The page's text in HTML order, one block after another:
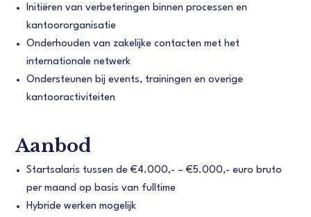
Initiëren van verbeteringen binnen processen en
kantoororganisatie
Onderhouden van zakelijke contacten met het
internationale netwerk
Ondersteunen bij events, trainingen en overige
kantooractiviteiten
Aanbod
Startsalaris tussen de €4.000,- – €5.000,- euro bruto
per maand op basis van fulltime
Hybride werken mogelijk